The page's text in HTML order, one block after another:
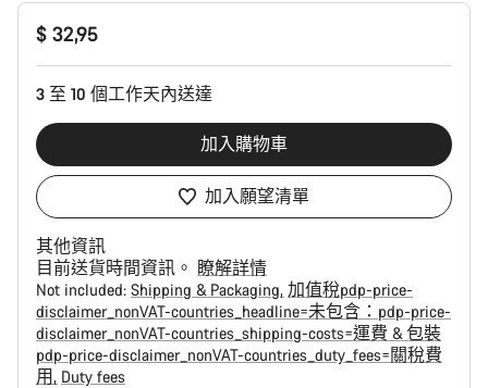
產
$ 32,95
3 至 10 個工作天內送達
加入購物車
加入願望清單
其他資訊
目前送貨時間資訊。 瞭解詳情
Not included: Shipping & Packaging 加值稅pdp-price-
disclaimer_nonVAT-countries_headline=未包含：pdp-price-
disclaimer_nonVAT-countries_shipping-costs=運費 & 包裝
pdp-price-disclaimer_nonVAT-countries_duty_fees=關稅費
用 Duty fees